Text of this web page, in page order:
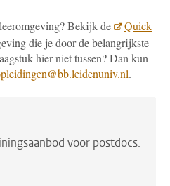
Bekijk de
Quick
die je door de belangrijkste
hier niet tussen? Dan kun
.
voor postdocs.